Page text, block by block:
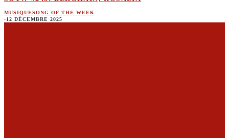
MUSIQUESONG OF THE WEEK
·12 DÉCEMBRE 2025